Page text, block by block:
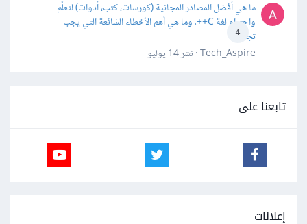
4
ما هي أفضل المصادر المجانية (كورسات، كتب، أدوات) لتعلّم
واحترام لغة C++، وما هي أهم الأخطاء الشائعة التي يجب
تجنبها؟
Tech_Aspire · نشر
14 يوليو
تابعنا على
إعلانات